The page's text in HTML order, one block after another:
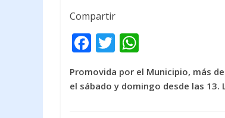
Compartir
F
ac
e
T
itt
er
h
at
Promovida por el Municipio, más
el sábado y domingo desde las